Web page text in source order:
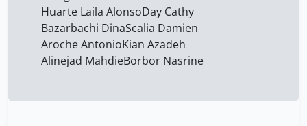
Huarte Laila AlonsoDay Cathy
Bazarbachi DinaScalia Damien
Aroche AntonioKian Azadeh
Alinejad MahdieBorbor Nasrine